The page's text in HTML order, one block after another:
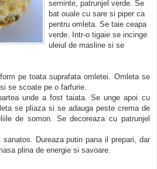
seminte, patrunjel verde. Se
bat ouale cu sare si piper ca
pentru omleta. Se taie ceapa
verde. Intr-o tigaie se incinge
uleiul de masline si se
pe toata suprafata omletei. Omleta se
se scoate pe o farfurie.
unde a fost taiata. Se unge apoi cu
se pliaza si se adauga peste crema de
de somon. Se decoreaza cu patrunjel
Dureaza putin pana il prepari, dar
plina de energie si savoare.